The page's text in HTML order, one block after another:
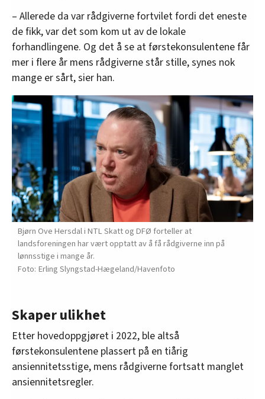
– Allerede da var rådgiverne fortvilet fordi det eneste
de fikk, var det som kom ut av de lokale
forhandlingene. Og det å se at førstekonsulentene får
mer i flere år mens rådgiverne står stille, synes nok
mange er sårt, sier han.
Bjørn Ove Hersdal i NTL Skatt og DFØ ­forteller at
landsforeningen har vært opptatt av å få rådgiverne inn på
lønnsstige i mange år.
Erling Slyngstad-Hægeland/Havenfoto
Skaper ulikhet
Etter hovedoppgjøret i 2022, ble altså
førstekonsulentene plassert på en tiårig
ansiennitetsstige, mens rådgiverne fortsatt manglet
ansiennitetsregler.